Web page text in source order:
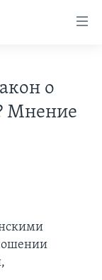
о
Мнение